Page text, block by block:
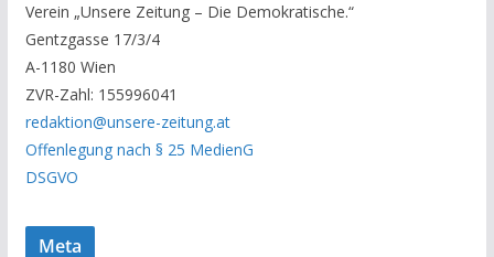
A
r
c
h
i
v
Verein „Unsere Zeitung – Die Demokratische.“
Gentzgasse 17/3/4
A-1180 Wien
ZVR-Zahl: 155996041
redaktion@unsere-zeitung.at
Offenlegung nach § 25 MedienG
DSGVO
Meta